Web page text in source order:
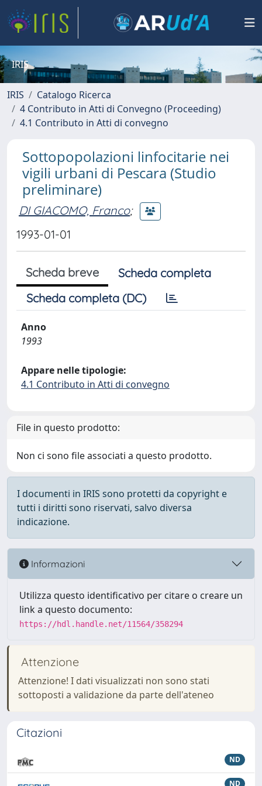
IRIS
IRIS
Catalogo Ricerca
4 Contributo in Atti di Convegno (Proceeding)
4.1 Contributo in Atti di convegno
Sottopopolazioni linfocitarie nei
vigili urbani di Pescara (Studio
preliminare)
DI GIACOMO, Franco;
1993-01-01
Scheda breve
Scheda completa
Scheda completa (DC)
Anno
1993
Appare nelle tipologie:
4.1 Contributo in Atti di convegno
File in questo prodotto:
Non ci sono file associati a questo prodotto.
I documenti in IRIS sono protetti da copyright e
tutti i diritti sono riservati, salvo diversa
indicazione.
Informazioni
Utilizza questo identificativo per citare o creare un
link a questo documento:
https://hdl.handle.net/11564/358294
Attenzione
Attenzione! I dati visualizzati non sono stati
sottoposti a validazione da parte dell'ateneo
Citazioni
ND
ND